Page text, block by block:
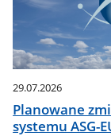
29.07.2026
Planowane
systemu ASG-